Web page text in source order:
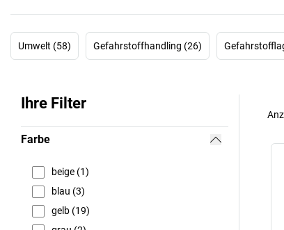
Umwelt (58) Gefahrstoffhandling (26)
Ihre Filter
Farbe
beige (1)
blau (3)
gelb (19)